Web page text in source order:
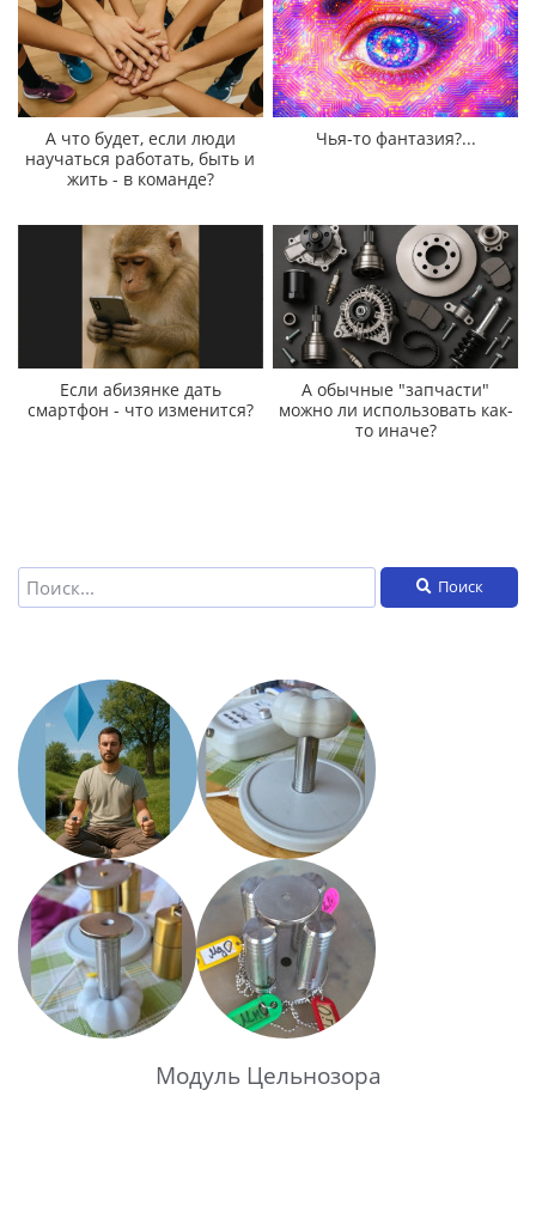
А что будет, если люди
научаться работать, быть и
жить - в команде?
Чья-то фантазия?...
Если абизянке дать
смартфон - что изменится?
А обычные "запчасти"
можно ли использовать как-
то иначе?
Поиск
Модуль Цельнозора